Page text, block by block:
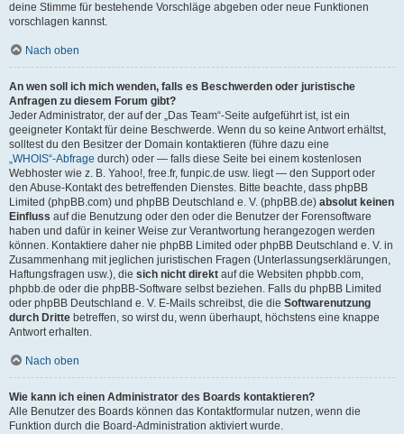
deine Stimme für bestehende Vorschläge abgeben oder neue Funktionen
vorschlagen kannst.
Nach oben
An wen soll ich mich wenden, falls es Beschwerden oder juristische
Anfragen zu diesem Forum gibt?
Jeder Administrator, der auf der „Das Team“-Seite aufgeführt ist, ist ein
geeigneter Kontakt für deine Beschwerde. Wenn du so keine Antwort erhältst,
solltest du den Besitzer der Domain kontaktieren (führe dazu eine
„WHOIS“-Abfrage durch) oder — falls diese Seite bei einem kostenlosen
Webhoster wie z. B. Yahoo!, free.fr, funpic.de usw. liegt — den Support oder
den Abuse-Kontakt des betreffenden Dienstes. Bitte beachte, dass phpBB
Limited (phpBB.com) und phpBB Deutschland e. V. (phpBB.de) absolut keinen
Einfluss auf die Benutzung oder den oder die Benutzer der Forensoftware
haben und dafür in keiner Weise zur Verantwortung herangezogen werden
können. Kontaktiere daher nie phpBB Limited oder phpBB Deutschland e. V. in
Zusammenhang mit jeglichen juristischen Fragen (Unterlassungserklärungen,
Haftungsfragen usw.), die sich nicht direkt auf die Websiten phpbb.com,
phpbb.de oder die phpBB-Software selbst beziehen. Falls du phpBB Limited
oder phpBB Deutschland e. V. E-Mails schreibst, die die Softwarenutzung
durch Dritte betreffen, so wirst du, wenn überhaupt, höchstens eine knappe
Antwort erhalten.
Nach oben
Wie kann ich einen Administrator des Boards kontaktieren?
Alle Benutzer des Boards können das Kontaktformular nutzen, wenn die
Funktion durch die Board-Administration aktiviert wurde.